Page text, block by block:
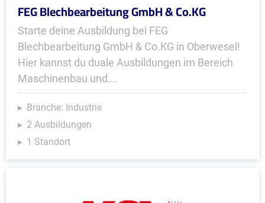
FEG Blechbearbeitung GmbH & Co.KG
Starte deine Ausbildung bei FEG
Blechbearbeitung GmbH & Co.KG in Oberwesel!
Hier kannst du duale Ausbildungen im Bereich
Maschinenbau und...
Branche: Industrie
2 Ausbildungen
1 Standort